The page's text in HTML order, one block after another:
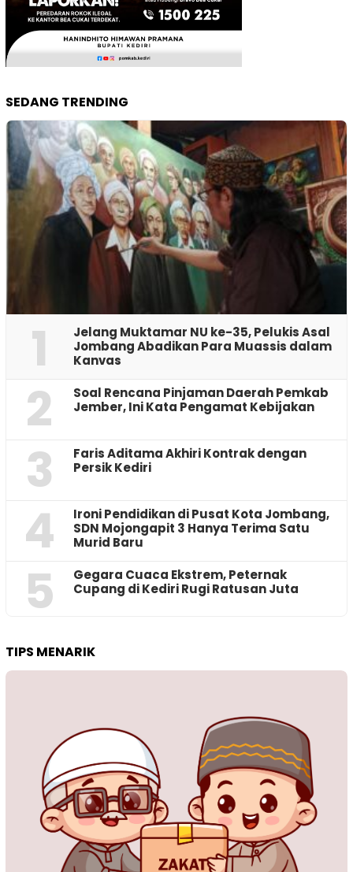
SEDANG TRENDING
1
Jelang Muktamar NU ke-35, Pelukis Asal
Jombang Abadikan Para Muassis dalam
Kanvas
2
‎Soal Rencana Pinjaman Daerah Pemkab
Jember, Ini Kata Pengamat Kebijakan ‎
3
Faris Aditama Akhiri Kontrak dengan
Persik Kediri
4
Ironi Pendidikan di Pusat Kota Jombang,
SDN Mojongapit 3 Hanya Terima Satu
Murid Baru
5
‎Gegara Cuaca Ekstrem, Peternak
Cupang di Kediri Rugi Ratusan Juta
TIPS MENARIK